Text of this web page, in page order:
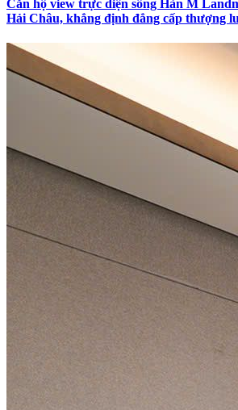
Căn hộ view trực diện sông Hàn M
Hải Châu, khẳng định đẳng cấp thượng